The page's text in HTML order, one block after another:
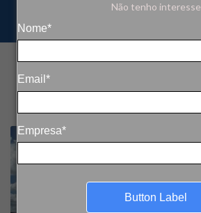
Não tenho interesse
Nome*
Email*
Empresa*
Button Label